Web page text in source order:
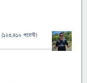
(123,410 পয়েন্ট)